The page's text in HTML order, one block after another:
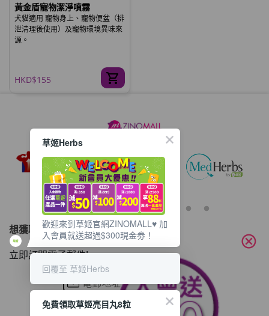
黃金盾寵物潔淨噴霧
犬貓適用 寵物身上、寵物便盆（排
泄清理後使用）及寵物環境異味來
源。
HKD$155
想獲取最新的優惠資訊？
立即訂閱電子郵件!
cancel
草姬Herbs
歡迎來到草姬官網ZINOMALL♥️ 加
入會員就送超過$300現金劵！
回覆至 草姬Herbs
免費領取草姬亮目丸8粒